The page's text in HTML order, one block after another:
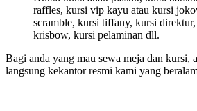
raffles, kursi vip kayu atau kursi
scramble, kursi tiffany, kursi
krisbow, kursi pelaminan dll.
Bagi anda yang mau sewa meja dan kursi,
langsung kekantor resmi kami yang